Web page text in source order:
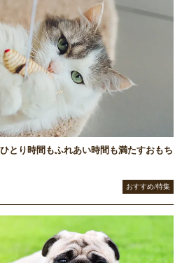
とり時間もふれあい時間も満たすおもち
おすすめ/特集